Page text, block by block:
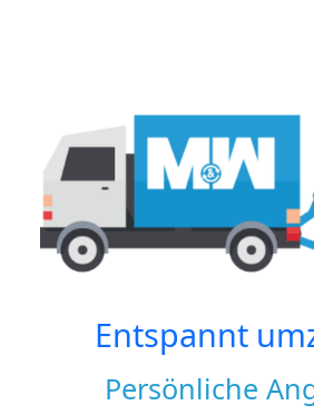
Entspannt
Persönliche